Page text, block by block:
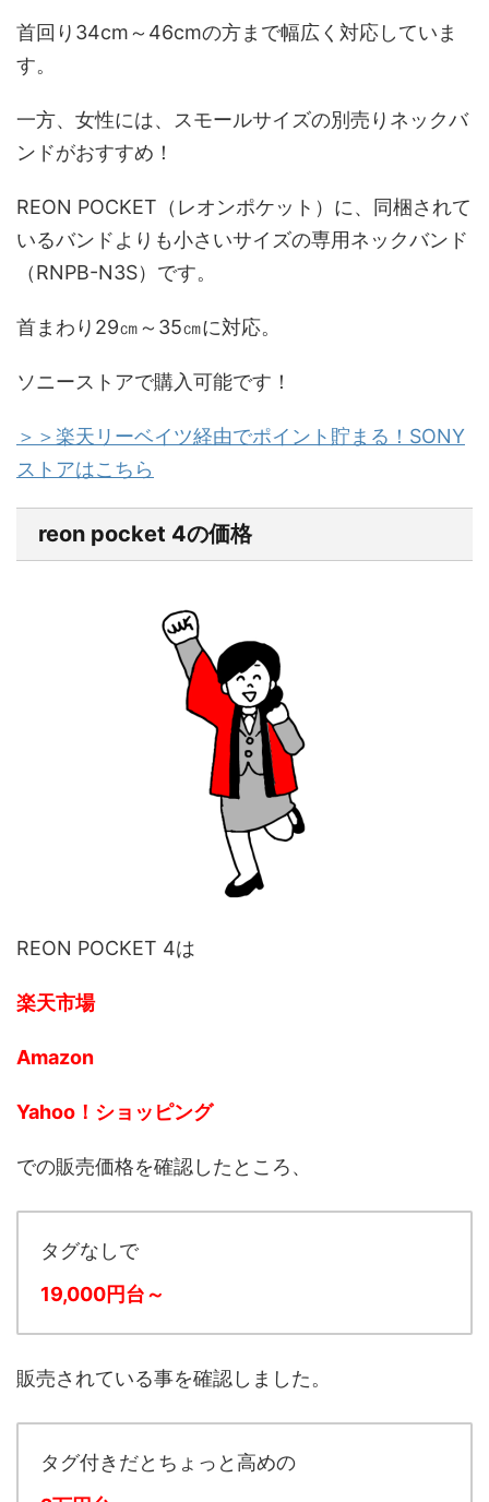
首回り34cm～46cmの方まで幅広く対応していま
す。
一方、 女性には、スモールサイズの別売りネックバ
ンドがおすすめ！
REON POCKET（レオンポケット）に、同梱されて
いるバンドよりも小さいサイズの専用ネックバンド
（RNPB-N3S）です。
首まわり29㎝～35㎝に対応。
ソニーストアで購入可能です！
＞＞楽天リーベイツ経由でポイント貯まる！SONY
ストアはこちら
reon pocket 4の価格
REON POCKET 4は
楽天市場
Amazon
Yahoo！ショッピング
での販売価格を確認したところ、
タグなしで
19,000円台～
販売されている事を確認しました。
タグ付き だとちょっと高めの